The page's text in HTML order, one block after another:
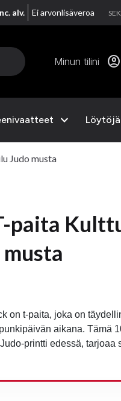
alv. Ei arvonlisäveroa
Minun tilini account_circle
expand_more Löytöjä
Judo musta
paita
on t-paita, joka on
aikana. Tämä
printti edessä, tarjoaa